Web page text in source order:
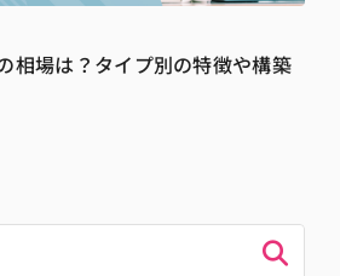
相場は？タイプ別の特徴や構築